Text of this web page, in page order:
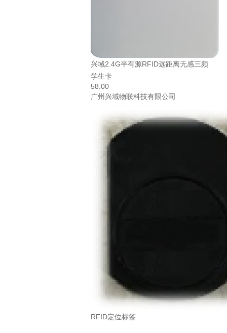
兴域2.4G半有源RFID远距离无感三频
学生卡
58.00
广州兴域物联科技有限公司
RFID定位标签